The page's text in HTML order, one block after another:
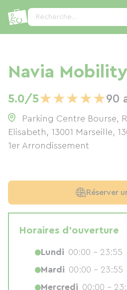
Recherche...
Navia Mobility
5.0/5★★★★★90
Parking Centre Bourse,
Elisabeth, 13001 Marseille,
1er Arrondissement
Réserver
Horaires d'ouverture
Lundi 00:00 - 23:55
Mardi 00:00 - 23:55
Mercredi 00:00 -
Panneau de gestion des